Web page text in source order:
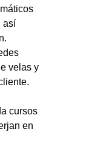
así
velas y
cursos
en